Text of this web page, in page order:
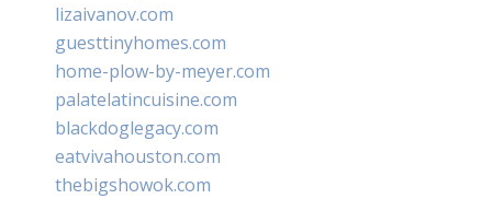
lizaivanov.com
guesttinyhomes.com
home-plow-by-meyer.com
palatelatincuisine.com
blackdoglegacy.com
eatvivahouston.com
thebigshowok.com